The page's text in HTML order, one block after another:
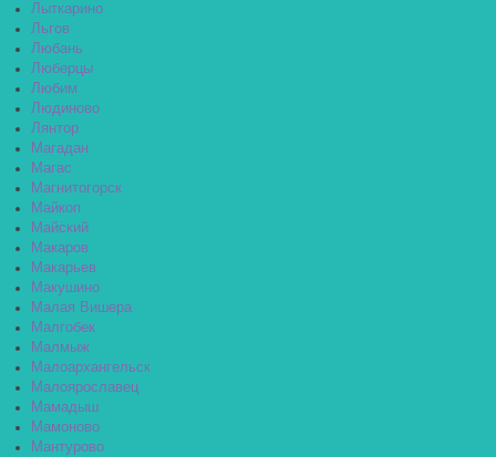
Лыткарино
Льгов
Любань
Люберцы
Любим
Людиново
Лянтор
Магадан
Магас
Магнитогорск
Майкоп
Майский
Макаров
Макарьев
Макушино
Малая Вишера
Малгобек
Малмыж
Малоархангельск
Малоярославец
Мамадыш
Мамоново
Мантурово